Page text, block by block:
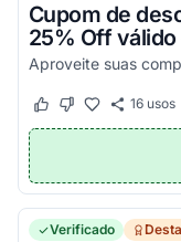
Cupom de
25% Off
Este cupom
Este cupom não
16usos
Verificado